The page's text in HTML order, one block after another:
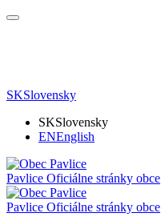
SKSlovensky
SKSlovensky
ENEnglish
Pavlice Oficiálne stránky obce
Pavlice Oficiálne stránky obce